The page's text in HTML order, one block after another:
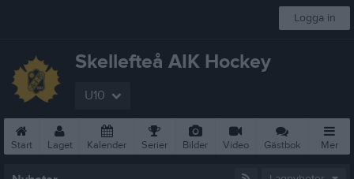
Logga in
Skellefteå AIK Hockey
U10
Start Laget Kalender Serier Bilder Video Gästbok Mer